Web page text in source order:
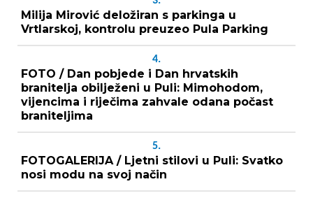
Milija Mirović deložiran s parkinga u
Vrtlarskoj, kontrolu preuzeo Pula Parking
4.
FOTO / Dan pobjede i Dan hrvatskih
branitelja obilježeni u Puli: Mimohodom,
vijencima i riječima zahvale odana počast
braniteljima
5.
FOTOGALERIJA / Ljetni stilovi u Puli: Svatko
nosi modu na svoj način